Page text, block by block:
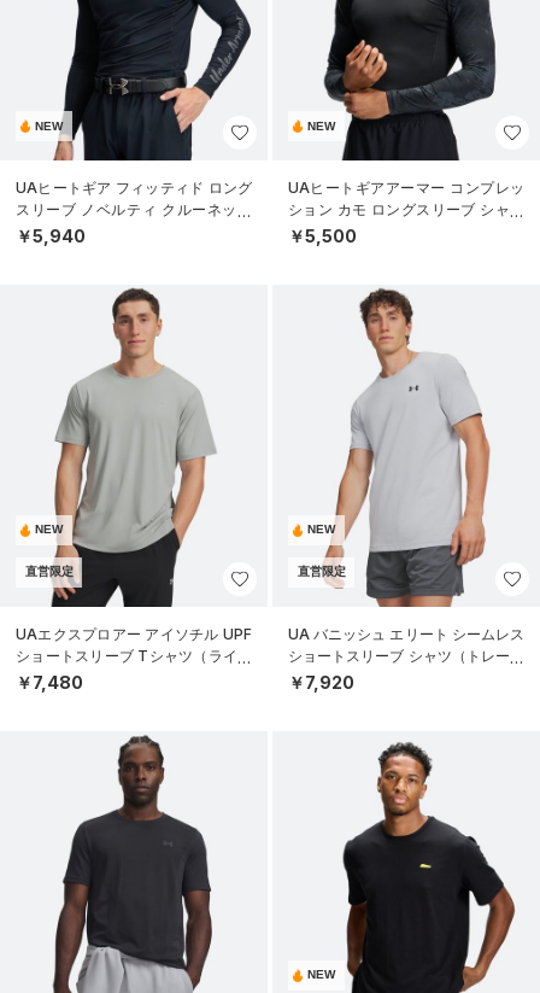
NEW
UAヒートギア フィッティド ロング
スリーブ ノベルティ クルーネック
シャツ（ゴルフ/MEN）
￥5,940
NEW
UAヒートギアアーマー コンプレッ
ション カモ ロングスリーブ シャツ
（トレーニング/MEN）
￥5,500
NEW
直営限定
UAエクスプロアー アイソチル UPF
ショートスリーブ Tシャツ（ライフ
スタイル/MEN）
￥7,480
NEW
直営限定
UA バニッシュ エリート シームレス
ショートスリーブ シャツ（トレーニ
ング/MEN）
￥7,920
NEW